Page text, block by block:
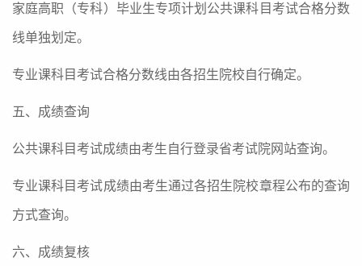
家庭高职（专科）毕业生专项计划公共课科目考试合格分数
线单独划定。
专业课科目考试合格分数线由各招生院校自行确定。
五、成绩查询
公共课科目考试成绩由考生自行登录省考试院网站查询。
专业课科目考试成绩由考生通过各招生院校章程公布的查询
方式查询。
六、成绩复核